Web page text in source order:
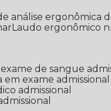
análise ergonômica
Laudo ergonômico
exame de sangue
em exame admissional
admissional